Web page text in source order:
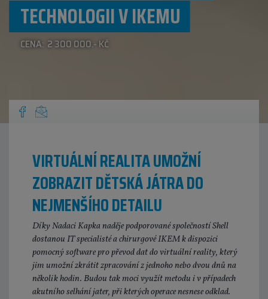
TECHNOLOGII V IKEMU
CENA: 2 300 000.- KČ
VIRTUÁLNÍ REALITA UMOŽNÍ
ZOBRAZIT DĚTSKÁ JÁTRA DO
NEJMENŠÍHO DETAILU
Díky Nadaci Kapka naděje podporované společností Shell
dostanou IT specialisté a chirurgové IKEM k dispozici
pomocný software pro převod dat do virtuální reality, který
jim umožní zkrátit zpracování z jednoho nebo dvou dnů na
několik hodin. Budou tak moci využít metodu i v případech
akutního selhání jater, při kterých operace nesnese odklad.